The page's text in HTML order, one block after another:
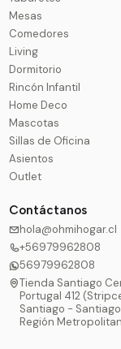
Mesas
Comedores
Living
Dormitorio
Rincón Infantil
Home Deco
Mascotas
Sillas de Oficina
Asientos
Outlet
Contáctanos
hola@ohmihogar.cl
+56979962808
56979962808
Tienda Santiago
Portugal 412
Santiago -
Región